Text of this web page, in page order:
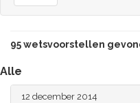
95 wetsvoorstellen
Alle
12 december 2014